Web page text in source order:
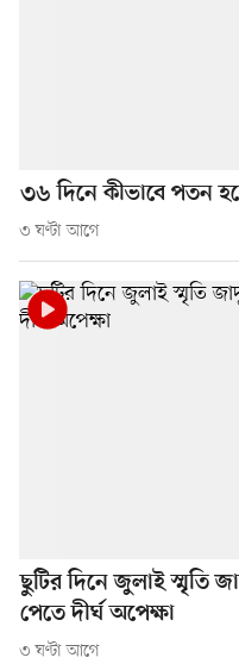
৩৬ দিনে কীভাবে পতন
৩ ঘণ্টা আগে
ছুটির দিনে জুলাই স্মৃতি
পেতে দীর্ঘ অপেক্ষা
৩ ঘণ্টা আগে